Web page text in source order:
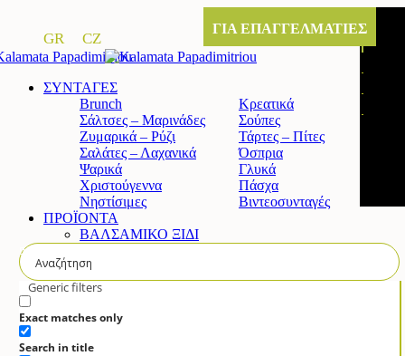
CZ
GR
Generic filters
Exact matches only
Search in title
ΓΙΑ ΕΠΑΓΓΕΛΜΑΤΙΕΣ
ΣΥΝΤΑΓΕΣ
Brunch
Κρεατικά
Σάλτσες – Μαρινάδες
Σούπες
Ζυμαρικά – Ρύζι
Τάρτες – Πίτες
Σαλάτες – Λαχανικά
Όσπρια
Ψαρικά
Γλυκά
Χριστούγεννα
Πάσχα
Νηστίσιμες
Βιντεοσυνταγές
ΠΡΟΪΟΝΤΑ
ΒΑΛΣΑΜΙΚΟ ΞΙΔΙ
Άρτυμα βαλσαμικό ξίδι με μέλι
ΚΡΕΜΑ ΒΑΛΣΑΜΙΚΟΥ